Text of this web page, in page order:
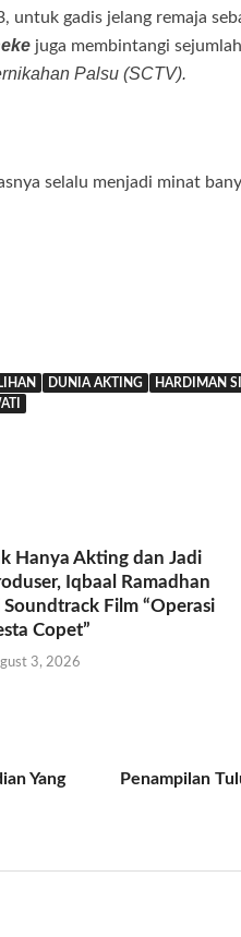
untuk gadis jelang remaja
juga membintangi
Palsu (SCTV).
selalu menjadi minat
DUNIA AKTING HARDIMAN
Hanya Akting dan Jadi
Iqbaal Ramadhan
Soundtrack Film “Operasi
Copet”
3, 2026
Yang
Penampilan